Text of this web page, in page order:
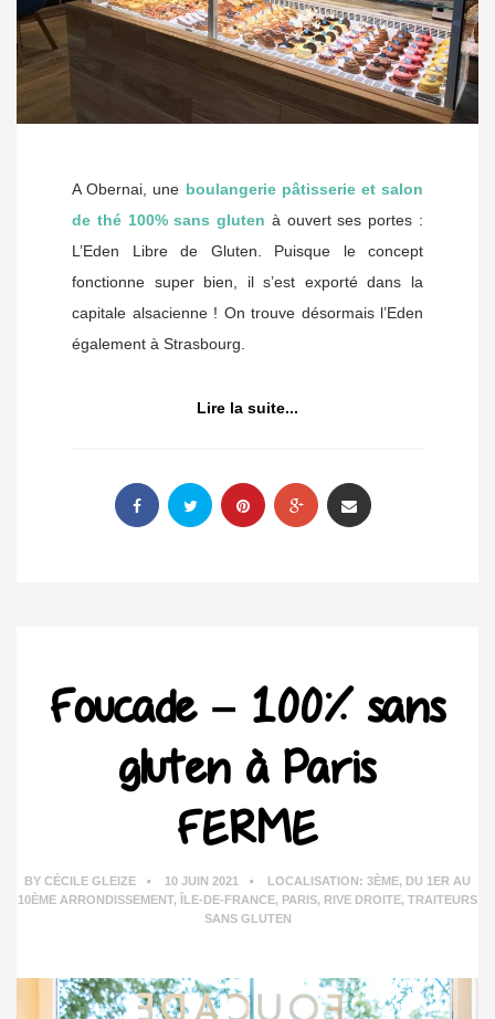
A Obernai, une boulangerie pâtisserie et salon
de thé 100% sans gluten à ouvert ses portes :
L’Eden Libre de Gluten. Puisque le concept
fonctionne super bien, il s’est exporté dans la
capitale alsacienne ! On trouve désormais l’Eden
également à Strasbourg.
Lire la suite...
Foucade – 100% sans
gluten à Paris
FERME
BY CÉCILE GLEIZE 10 JUIN 2021 LOCALISATION: 3ÈME, DU 1ER AU
10ÈME ARRONDISSEMENT, ÎLE-DE-FRANCE, PARIS, RIVE DROITE, TRAITEURS
SANS GLUTEN